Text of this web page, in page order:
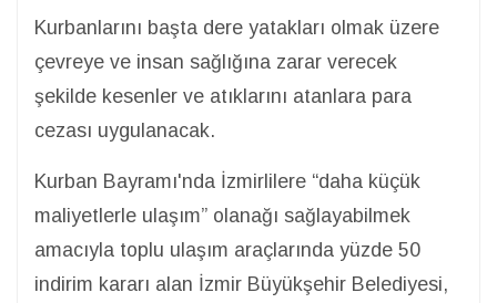
Kurbanlarını başta dere yatakları olmak üzere
çevreye ve insan sağlığına zarar verecek
şekilde kesenler ve atıklarını atanlara para
cezası uygulanacak.
Kurban Bayramı'nda İzmirlilere “daha küçük
maliyetlerle ulaşım” olanağı sağlayabilmek
amacıyla toplu ulaşım araçlarında yüzde 50
indirim kararı alan İzmir Büyükşehir Belediyesi,